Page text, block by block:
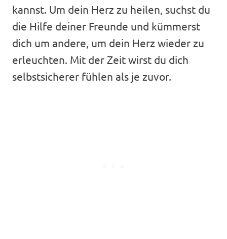
kannst. Um dein Herz zu heilen, suchst du
die Hilfe deiner Freunde und kümmerst
dich um andere, um dein Herz wieder zu
erleuchten. Mit der Zeit wirst du dich
selbstsicherer fühlen als je zuvor.